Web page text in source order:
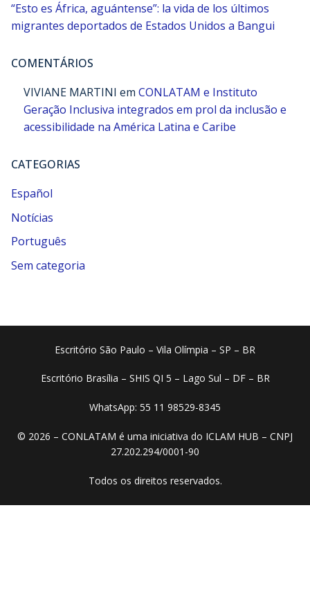
“Esto es África, aguántense”: la vida de los últimos
migrantes deportados de Estados Unidos a Bangui
COMENTÁRIOS
VIVIANE MARTINI em CONLATAM e Instituto
Geração Inclusiva integrados em prol da inclusão e
acessibilidade na América Latina e Caribe
CATEGORIAS
Español
Notícias
Português
Sem categoria
Escritório São Paulo – Vila Olímpia – SP – BR
Escritório Brasília – SHIS QI 5 – Lago Sul – DF – BR
WhatsApp: 55 11 98529-8345
© 2026 – CONLATAM é uma iniciativa do ICLAM HUB – CNPJ
27.202.294/0001-90
Todos os direitos reservados.​